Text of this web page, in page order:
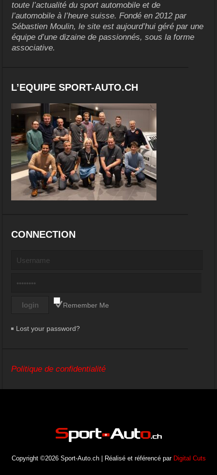
toute l’actualité du sport automobile et de
l’automobile à l’heure suisse. Fondé en 2012 par
Sébastien Moulin, le site est aujourd’hui géré par une
équipe d’une dizaine de passionnés, sous la forme
associative.
L’EQUIPE SPORT-AUTO.CH
CONNECTION
Remember Me
Lost your password?
Politique de confidentialité
Copyright ©2026 Sport-Auto.ch | Réalisé et référencé par Digital Cuts